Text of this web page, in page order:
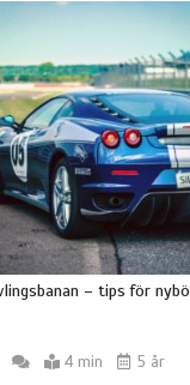
– tips för
4 min
5 år